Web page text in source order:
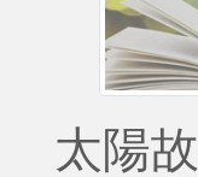
太陽